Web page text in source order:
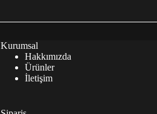
Kurumsal
Hakkımızda
Ürünler
İletişim